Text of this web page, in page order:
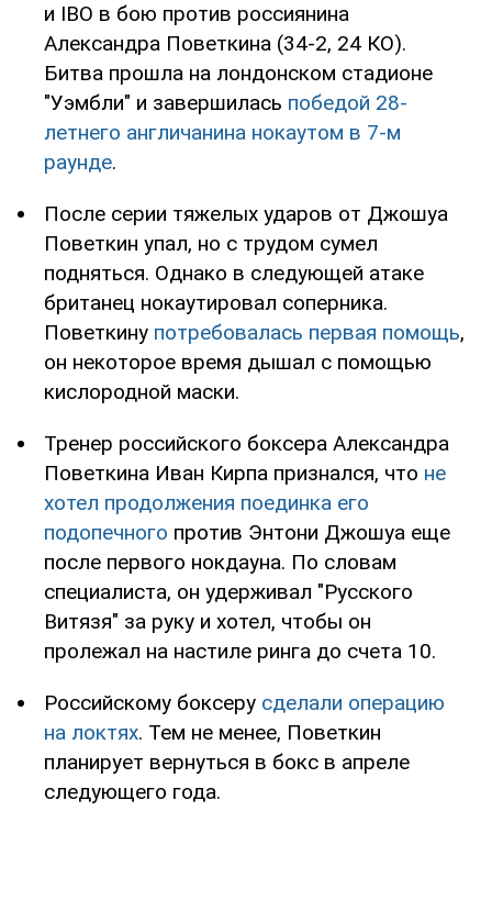
и IBO в бою против россиянина
Александра Поветкина (34-2, 24 КО).
Битва прошла на лондонском стадионе
"Уэмбли" и завершилась победой 28-
летнего англичанина нокаутом в 7-м
раунде.
После серии тяжелых ударов от Джошуа
Поветкин упал, но с трудом сумел
подняться. Однако в следующей атаке
британец нокаутировал соперника.
Поветкину потребовалась первая помощь,
он некоторое время дышал с помощью
кислородной маски.
Тренер российского боксера Александра
Поветкина Иван Кирпа признался, что не
хотел продолжения поединка его
подопечного против Энтони Джошуа еще
после первого нокдауна. По словам
специалиста, он удерживал "Русского
Витязя" за руку и хотел, чтобы он
пролежал на настиле ринга до счета 10.
Российскому боксеру сделали операцию
на локтях. Тем не менее, Поветкин
планирует вернуться в бокс в апреле
следующего года.